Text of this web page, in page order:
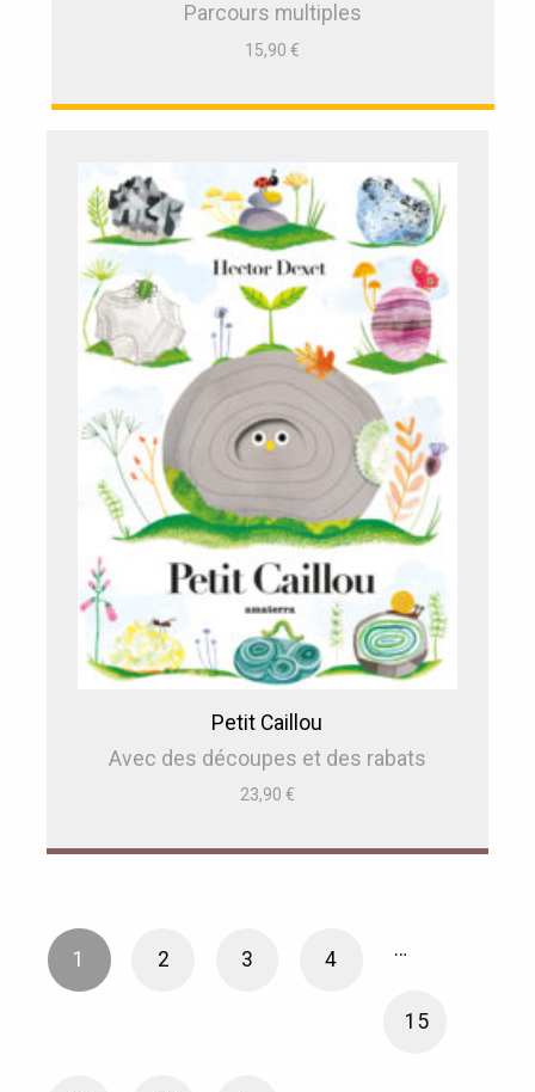
Parcours multiples
15,90€
Petit Caillou
Avec des découpes et des rabats
23,90 €
1 2 3 4 …
15